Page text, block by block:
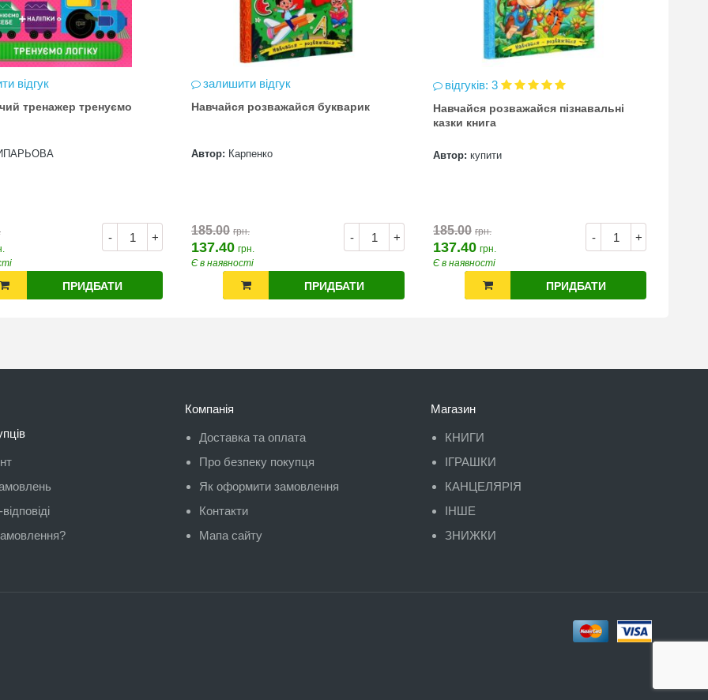
відгук
тренажер тренуємо
- +
ПРИДБАТИ
залишити відгук
Навчайся розважайся букварик
Автор: Карпенко
- +
185.00 грн.
137.40 грн.
Є в наявності
ПРИДБАТИ
відгуків: 3
Навчайся розважайся пізнавальні
казки книга
Автор: купити
- +
185.00 грн.
137.40 грн.
Є в наявності
ПРИДБАТИ
Компанія
Доставка та оплата
Про безпеку покупця
Як оформити замовлення
Контакти
Мапа сайту
Магазин
КНИГИ
ІГРАШКИ
КАНЦЕЛЯРІЯ
ІНШЕ
ЗНИЖКИ